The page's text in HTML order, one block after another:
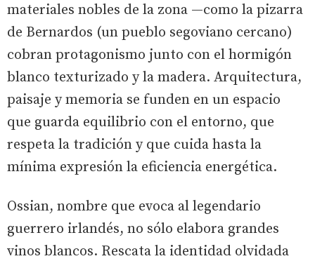
materiales nobles de la zona —como la pizarra
de Bernardos (un pueblo segoviano cercano)
cobran protagonismo junto con el hormigón
blanco texturizado y la madera. Arquitectura,
paisaje y memoria se funden en un espacio
que guarda equilibrio con el entorno, que
respeta la tradición y que cuida hasta la
mínima expresión la eficiencia energética.
Ossian, nombre que evoca al legendario
guerrero irlandés, no sólo elabora grandes
vinos blancos. Rescata la identidad olvidada